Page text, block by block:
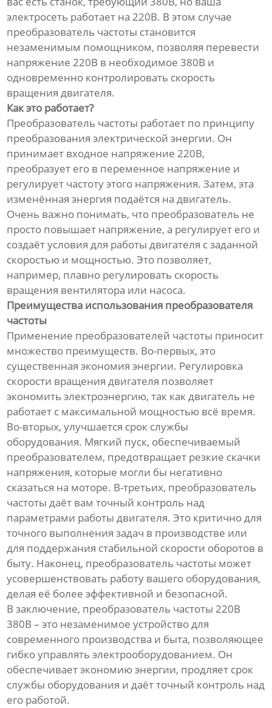
электросеть работает на 220В. В этом случае
преобразователь частоты становится
незаменимым помощником, позволяя перевести
напряжение 220В в необходимое 380В и
одновременно контролировать скорость
вращения двигателя.
Как это работает?
Преобразователь частоты работает по принципу
преобразования электрической энергии. Он
принимает входное напряжение 220В,
преобразует его в переменное напряжение и
регулирует частоту этого напряжения. Затем, эта
изменённая энергия подаётся на двигатель.
Очень важно понимать, что преобразователь не
просто повышает напряжение, а регулирует его и
создаёт условия для работы двигателя с заданной
скоростью и мощностью. Это позволяет,
например, плавно регулировать скорость
вращения вентилятора или насоса.
Преимущества использования преобразователя
частоты
Применение преобразователей частоты приносит
множество преимуществ. Во-первых, это
существенная экономия энергии. Регулировка
скорости вращения двигателя позволяет
экономить электроэнергию, так как двигатель не
работает с максимальной мощностью всё время.
Во-вторых, улучшается срок службы
оборудования. Мягкий пуск, обеспечиваемый
преобразователем, предотвращает резкие скачки
напряжения, которые могли бы негативно
сказаться на моторе. В-третьих, преобразователь
частоты даёт вам точный контроль над
параметрами работы двигателя. Это критично для
точного выполнения задач в производстве или
для поддержания стабильной скорости оборотов в
быту. Наконец, преобразователь частоты может
усовершенствовать работу вашего оборудования,
делая её более эффективной и безопасной.
В заключение, преобразователь частоты 220В
380В – это незаменимое устройство для
современного производства и быта, позволяющее
гибко управлять электрооборудованием. Он
обеспечивает экономию энергии, продляет срок
службы оборудования и даёт точный контроль над
его работой.